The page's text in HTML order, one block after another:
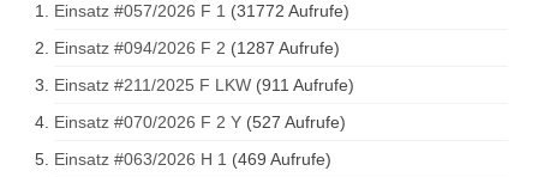
Einsatz #057/2026 F 1 (31772 Aufrufe)
Einsatz #094/2026 F 2 (1287 Aufrufe)
Einsatz #211/2025 F LKW (911 Aufrufe)
Einsatz #070/2026 F 2 Y (527 Aufrufe)
Einsatz #063/2026 H 1 (469 Aufrufe)